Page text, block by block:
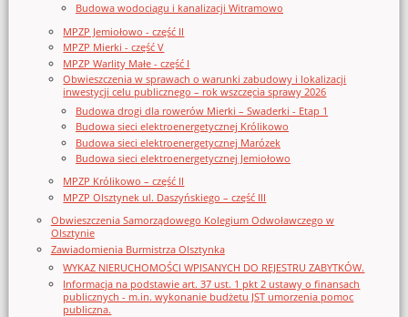
Budowa wodociągu i kanalizacji Witramowo
MPZP Jemiołowo - część II
MPZP Mierki - część V
MPZP Warlity Małe - część I
Obwieszczenia w sprawach o warunki zabudowy i lokalizacji
inwestycji celu publicznego – rok wszczęcia sprawy 2026
Budowa drogi dla rowerów Mierki – Swaderki - Etap 1
Budowa sieci elektroenergetycznej Królikowo
Budowa sieci elektroenergetycznej Marózek
Budowa sieci elektroenergetycznej Jemiołowo
MPZP Królikowo – część II
MPZP Olsztynek ul. Daszyńskiego – część III
Obwieszczenia Samorządowego Kolegium Odwoławczego w
Olsztynie
Zawiadomienia Burmistrza Olsztynka
WYKAZ NIERUCHOMOŚCI WPISANYCH DO REJESTRU ZABYTKÓW.
Informacja na podstawie art. 37 ust. 1 pkt 2 ustawy o finansach
publicznych - m.in. wykonanie budżetu JST umorzenia pomoc
publiczna.